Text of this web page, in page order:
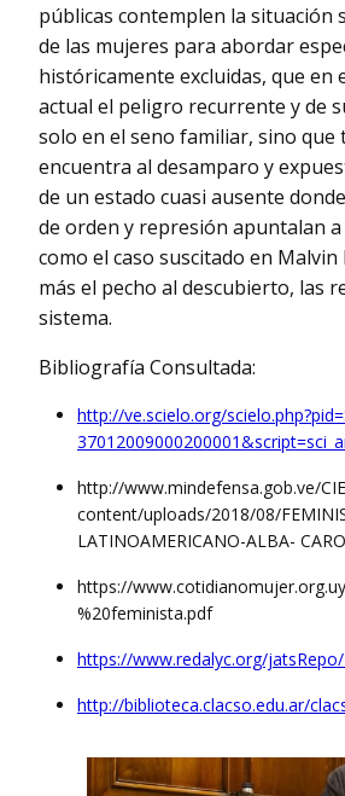
públicas contemplen la situación
de las mujeres para abordar
históricamente excluidas, que en
actual el peligro recurrente y de
solo en el seno familiar, sino que
encuentra al desamparo y
de un estado cuasi ausente
de orden y represión apuntalan
como el caso suscitado en
más el pecho al descubierto, las
sistema.
Bibliografía Consultada:
http://ve.scielo.org/
http://www.mindefensa.gob.ve/
content/uploads/2018/08/
LATINOAMERICANO-ALBA-
https://
%20feminista.pdf
https://www.redalyc.org/
http://biblioteca.clacso.edu.ar/